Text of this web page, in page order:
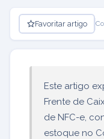
Favoritar artigo
Este artigo
Frente de
de NFC-e,
estoque no